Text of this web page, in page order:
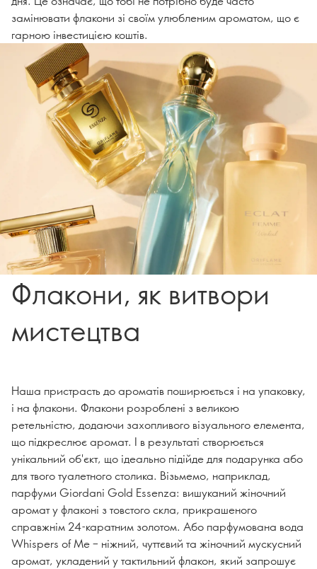
замінювати флакони зі своїм улюбленим ароматом, що є
гарною інвестицією коштів.
Флакони, як витвори
мистецтва
Наша пристрасть до ароматів поширюється і на упаковку,
і на флакони. Флакони розроблені з великою
ретельністю, додаючи захопливого візуального елемента,
що підкреслює аромат. І в результаті створюється
унікальний об'єкт, що ідеально підійде для подарунка або
для твого туалетного столика. Візьмемо, наприклад,
парфуми Giordani Gold Essenza: вишуканий жіночний
аромат у флаконі з товстого скла, прикрашеного
справжнім 24-каратним золотом. Або парфумована вода
Whispers of Me – ніжний, чуттєвий та жіночний мускусний
аромат, укладений у тактильний флакон, який запрошує